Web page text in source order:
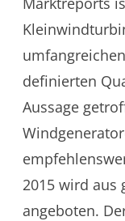
definierten
Aussage
2015 wird aus
angeboten.